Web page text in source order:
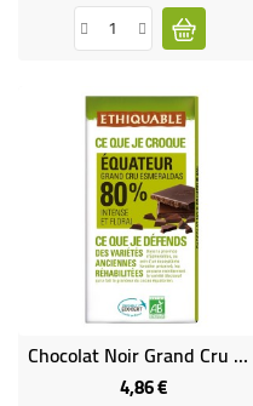
Chocolat Noir Grand Cru 80% Bio & Équitable
4,86 €Prix